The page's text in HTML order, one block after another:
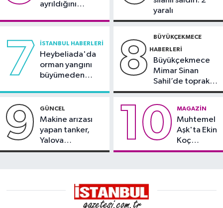
ayrıldığını
yaralı
7 İSTANBUL HABERLERI
Heybeliada'da
orman yangını
büyümeden
8 BÜYÜKÇEKMECE
HABERLERI
Büyükçekmece
Mimar Sinan
Sahil’de toprak
kayması
9 GÜNCEL
Makine arızası
yapan tanker,
Yalova
Demirleme
10 MAGAZIN
Muhtemel
Aşk'ta Ekin
Koç
damgası